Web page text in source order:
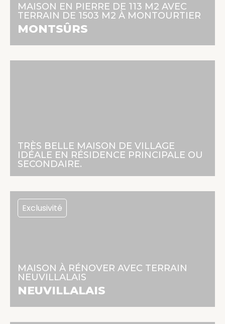
MAISON EN PIERRE DE 113 M2 AVEC
TERRAIN DE 1503 M2 À MONTOURTIER
MONTSÛRS
En savoir +
TRÈS BELLE MAISON DE VILLAGE
IDÉALE EN RÉSIDENCE PRINCIPALE OU
SECONDAIRE.
En savoir +
Exclusivité
MAISON À RÉNOVER AVEC TERRAIN
NEUVILLALAIS
NEUVILLALAIS